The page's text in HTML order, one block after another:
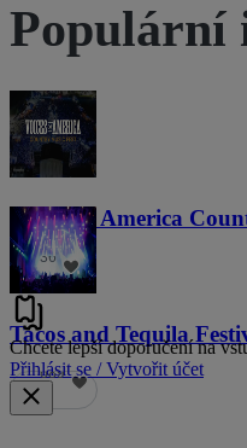
Populární
Voices of America
36
Tacos and Tequila
689
Chcete lepší doporučení na
Přihlásit se / Vytvořit účet